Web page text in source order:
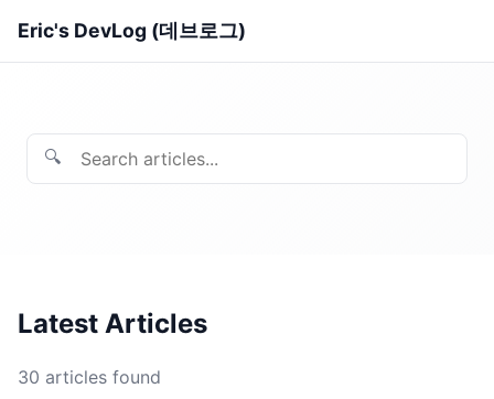
Eric's DevLog (데브로그)
🔍
Latest Articles
30 articles found